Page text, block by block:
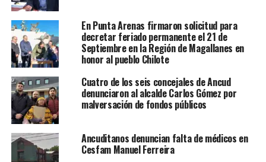
En Punta Arenas firmaron solicitud para
decretar feriado permanente el 21 de
Septiembre en la Región de Magallanes en
honor al pueblo Chilote
Cuatro de los seis concejales de Ancud
denunciaron al alcalde Carlos Gómez por
malversación de fondos públicos
Ancuditanos denuncian falta de médicos en
Cesfam Manuel Ferreira